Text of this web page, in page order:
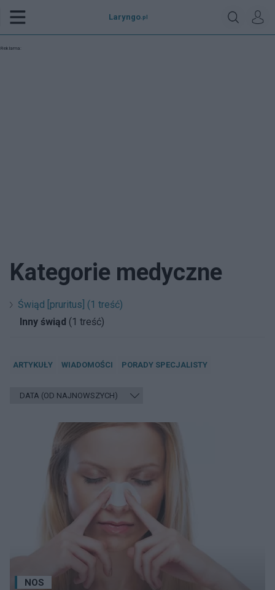
Laryngo .pl
Reklama:
Kategorie medyczne
Świąd [pruritus] (1 treść)
Inny świąd (1 treść)
ARTYKUŁY WIADOMOŚCI PORADY SPECJALISTY
NOS